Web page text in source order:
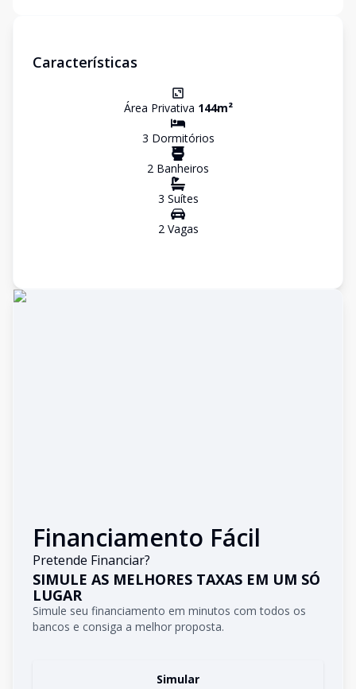
Características
Área Privativa 144m²
3 Dormitórios
2 Banheiros
3 Suítes
2Vagas
Financiamento Fácil
Pretende Financiar?
SIMULE AS MELHORES TAXAS EM UM SÓ
LUGAR
Simule seu financiamento em minutos com todos os
bancos e consiga a melhor proposta.
Simular